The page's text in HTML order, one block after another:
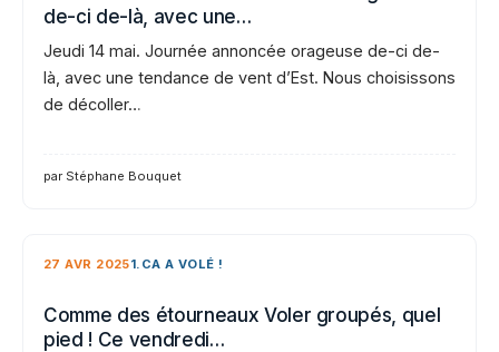
de-ci de-là, avec une…
Jeudi 14 mai. Journée annoncée orageuse de-ci de-
là, avec une tendance de vent d’Est. Nous choisissons
de décoller…
par Stéphane Bouquet
27 AVR 20251.CA A VOLÉ !
Comme des étourneaux Voler groupés, quel
pied ! Ce vendredi…